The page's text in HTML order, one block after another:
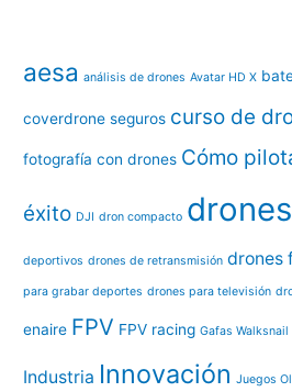
aesa análisis de drones Avatar HD X
coverdrone seguros curso de
fotografía con drones Cómo
éxito DJI dron compacto drones
deportivos drones de retransmisión drones
para grabar deportes drones para televisión
enaire FPV FPV racing Gafas Walksnail
Industria Innovación Juegos